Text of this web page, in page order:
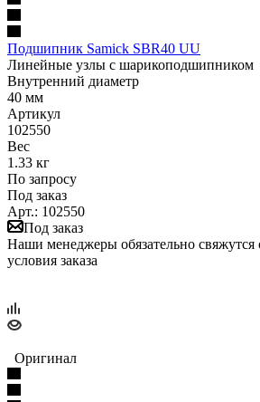
Подшипник Samick SBR40 UU
Линейные узлы с шарикоподшипником
Внутренний диаметр
40 мм
Артикул
102550
Вес
1.33 кг
По запросу
Под заказ
Арт.: 102550
Под заказ
Наши менеджеры обязательно свяжутся
условия заказа
Оригинал